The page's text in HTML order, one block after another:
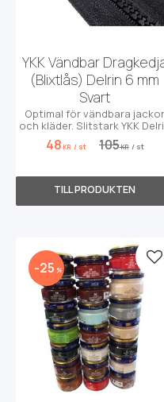
YKK Vändbar
(Blixtlås) Delrin 6 mm
Svart
Optimal för vändbara jackor
och kläder. Slitstark YKK
6mm i svart, 30cm till 300cm.
48 KR / st 105KR / st
25 %